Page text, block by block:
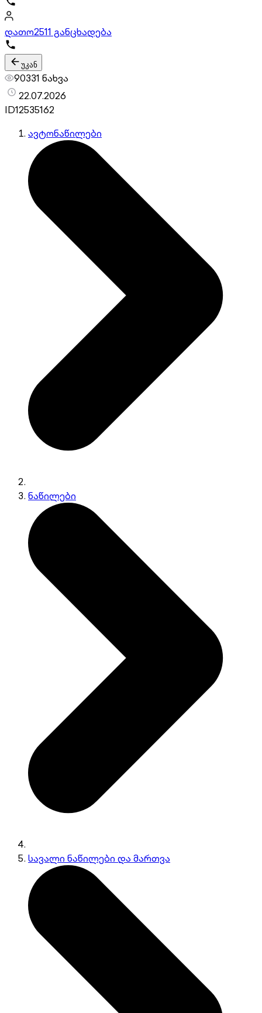
დათო2511 განცხადება
უკან
90331 ნახვა
22.07.2026
ID12535162
ავტონაწილები
ნაწილები
სავალი ნაწილები და მართვა